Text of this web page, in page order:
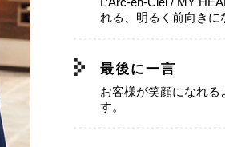
れる、明るく前向きに
最後に一言
お客様が笑顔になれる
す。